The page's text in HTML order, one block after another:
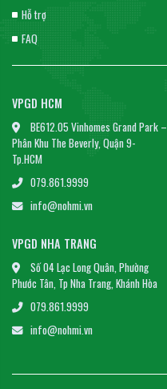
Hỗ trợ
FAQ
VPGD HCM
BE612.05 Vinhomes Grand Park –
Phân Khu The Beverly, Quận 9-
Tp.HCM
079.861.9999
info@nohmi.vn
VPGD NHA TRANG
Số 04 Lạc Long Quân, Phường
Phước Tân, Tp Nha Trang, Khánh Hòa
079.861.9999
info@nohmi.vn